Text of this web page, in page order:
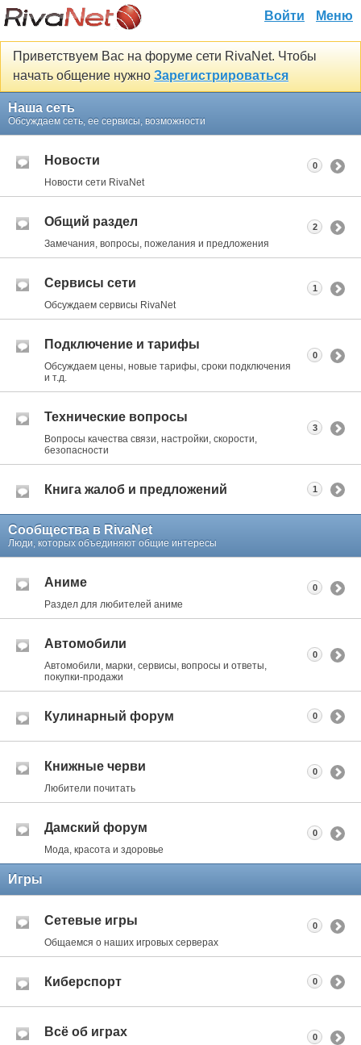
Войти Меню
Приветствуем Вас на форуме сети RivaNet. Чтобы
начать общение нужно Зарегистрироваться
Наша сеть
Обсуждаем сеть, ее сервисы, возможности
Новости
Новости сети RivaNet
0
Общий раздел
Замечания, вопросы, пожелания и предложения
2
Сервисы сети
Обсуждаем сервисы RivaNet
1
Подключение и тарифы
Обсуждаем цены, новые тарифы, сроки подключения
и т.д.
0
Технические вопросы
Вопросы качества связи, настройки, скорости,
безопасности
3
Книга жалоб и предложений 1
Сообщества в RivaNet
Люди, которых объединяют общие интересы
Аниме
Раздел для любителей аниме
0
Автомобили
Автомобили, марки, сервисы, вопросы и ответы,
покупки-продажи
0
Кулинарный форум 0
Книжные черви
Любители почитать
0
Дамский форум
Мода, красота и здоровье
0
Игры
Сетевые игры
Общаемся о наших игровых серверах
0
Киберспорт 0
Всё об играх 0